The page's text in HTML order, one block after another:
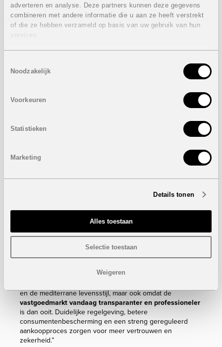
adverteren en analyse. Deze partners kunnen deze gegevens
combineren met andere informatie die u aan ze heeft verstrekt
of die ze hebben verzameld op basis van uw gebruik van hun
services.
Noodzakelijk
Voorkeuren
Statistieken
Marketing
Details tonen
Alles toestaan
Selectie toestaan
Weigeren
gevestigde regio’s waar wooncomfort, bereikbaarheid en
verhuurpotentieel hand in hand gaan. Het segment van
tweede verblijven blijft daardoor een belangrijke motor
binnen de Spaanse vastgoedmarkt, zowel voor eigen
Balearen en de Canarische Eilanden
blijven bijzonder
populair — niet toevallig net die regio’s waar het aanbod
ontwikkeld is.
Vooruitkijkend naar 2026 verwacht Leen Vermeulen van
. De
aantrekkingskracht van Spanje blijft intact
kwalitatieve en duurzame woningen op sterke locaties
voordeel van Spanje. DeSpaanse economie staat
vandaag sterker dan vijftien jaar geleden
investeerders blijft hoog en de regelgeving rond
vastgoedtransacties is aanzienlijk verstrengd.
. “Belgen kiezen steeds bewuster voor
en de mediterrane levensstijl, maar ook omdat de
vastgoedmarkt vandaag transparanter en professioneler
is dan ooit. Duidelijke regelgeving, betere
consumentenbescherming en een streng gereguleerd
aankoopproces zorgen voor meer vertrouwen en
zekerheid.”